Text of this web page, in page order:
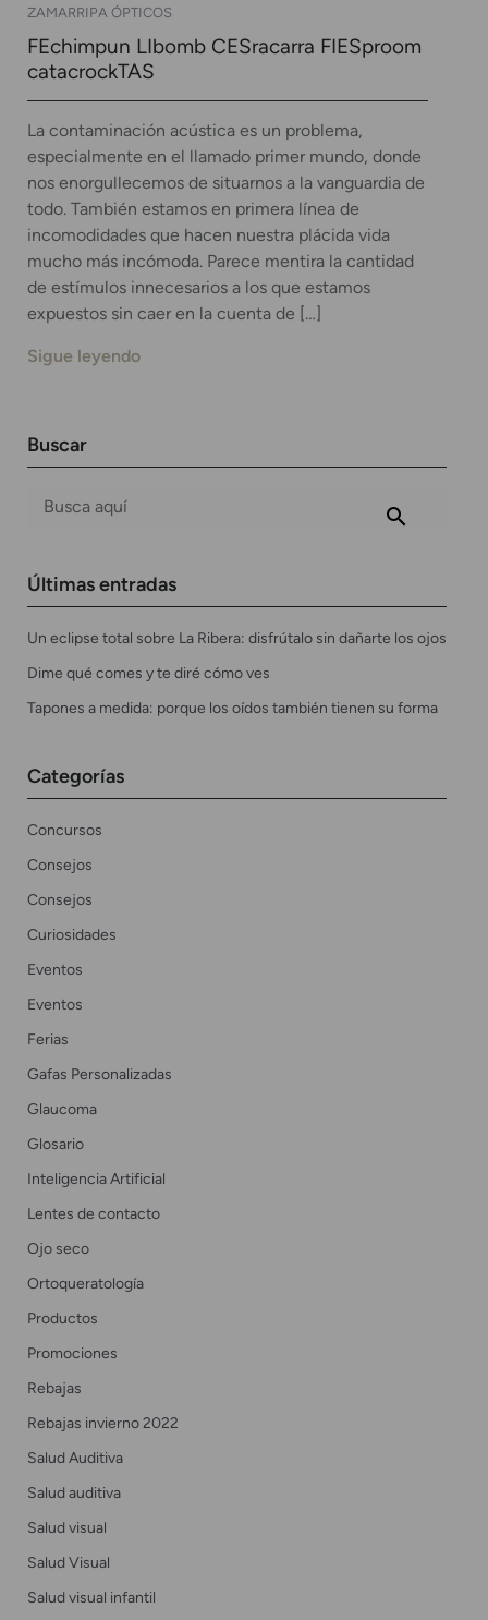
ZAMARRIPA ÓPTICOS
FEchimpun LIbomb CESracarra FIESproom
catacrockTAS
La contaminación acústica es un problema,
especialmente en el llamado primer mundo, donde
nos enorgullecemos de situarnos a la vanguardia de
todo. También estamos en primera línea de
incomodidades que hacen nuestra plácida vida
mucho más incómoda. Parece mentira la cantidad
de estímulos innecesarios a los que estamos
expuestos sin caer en la cuenta de […]
Sigue leyendo
Buscar
Últimas entradas
Un eclipse total sobre La Ribera: disfrútalo sin dañarte los ojos
Dime qué comes y te diré cómo ves
Tapones a medida: porque los oídos también tienen su forma
Categorías
Concursos
Consejos
Consejos
Curiosidades
Eventos
Eventos
Ferias
Gafas Personalizadas
Glaucoma
Glosario
Inteligencia Artificial
Lentes de contacto
Ojo seco
Ortoqueratología
Productos
Promociones
Rebajas
Rebajas invierno 2022
Salud Auditiva
Salud auditiva
Salud visual
Salud Visual
Salud visual infantil